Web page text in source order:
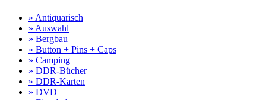
» Antiquarisch
» Auswahl
» Bergbau
» Button + Pins + Caps
» Camping
» DDR-Bücher
» DDR-Karten
» DVD